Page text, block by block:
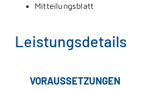
Mitteilungsblatt
Leistungsdetails
VORAUSSETZUNGEN